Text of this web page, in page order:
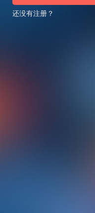
还没有注册？